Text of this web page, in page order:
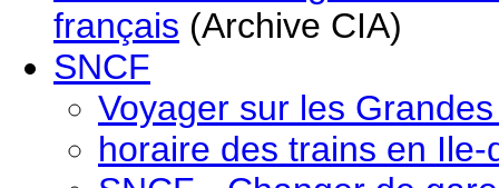
français (Archive CIA)
SNCF
Voyager sur les
horaire des trains en Ile-